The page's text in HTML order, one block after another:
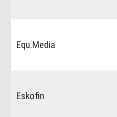
Equ.Media
Eskofin